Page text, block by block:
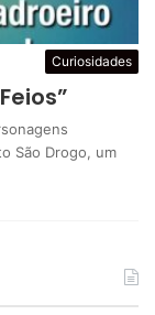
Curiosidades
São Drogo, um